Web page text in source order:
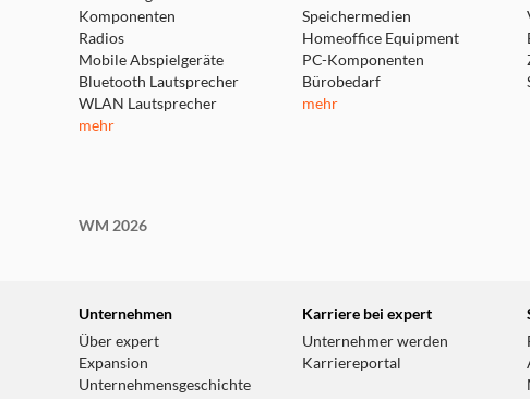
Komponenten
Radios
Mobile Abspielgeräte
Bluetooth Lautsprecher
WLAN Lautsprecher
mehr
Speichermedien
Homeoffice Equipment
PC-Komponenten
Bürobedarf
mehr
WM 2026
Unternehmen
Über expert
Expansion
Unternehmensgeschichte
Karriere bei expert
Unternehmer werden
Karriereportal